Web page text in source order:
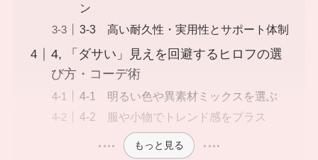
ン
3-3 高い耐久性・実用性とサポート体制
4, 「ダサい」見えを回避するヒロフの選
び方・コーデ術
4-1 明るい色や異素材ミックスを選ぶ
4-2 服や小物でトレンド感をプラス
もっと見る